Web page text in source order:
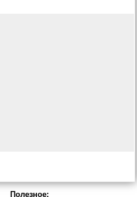
Полезное: